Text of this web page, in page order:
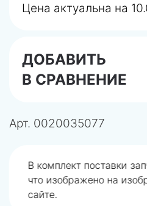
Цена актуальна на
ДОБАВИТЬ
В СРАВНЕНИЕ
Арт. 0020035077
В комплект поставки
что изображено на
сайте.